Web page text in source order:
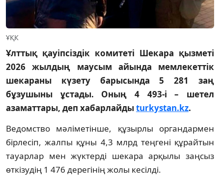
ҰҚК
Ұлттық қауіпсіздік комитеті Шекара қызметі
2026 жылдың маусым айында мемлекеттік
шекараны күзету барысында 5 281 заң
бұзушыны ұстады. Оның 4 493-і – шетел
азаматтары, деп хабарлайдыturkystan.kz.
Ведомство мәліметінше, құзырлы органдармен
бірлесіп, жалпы құны 4,3 млрд теңгені құрайтын
тауарлар мен жүктерді шекара арқылы заңсыз
өткізудің 1 476 дерегінің жолы кесілді.